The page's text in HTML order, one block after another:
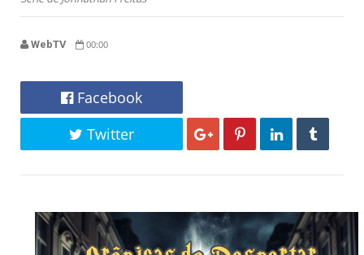
WebTV 00:00
Facebook
Twitter